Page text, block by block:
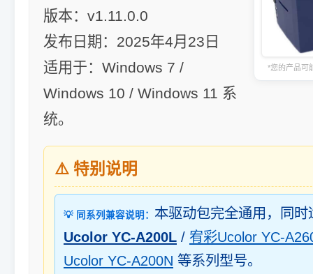
*您的产品可
版本：v1.11.0.0
发布日期：2025年4月23日
适用于：Windows 7 /
Windows 10 / Windows 11 系
统。
⚠️ 特别说明
💡 同系列兼容说明： 本驱动包完全通用，同
Ucolor YC-A200L / 宥彩Ucolor YC-
Ucolor YC-A200N 等系列型号。